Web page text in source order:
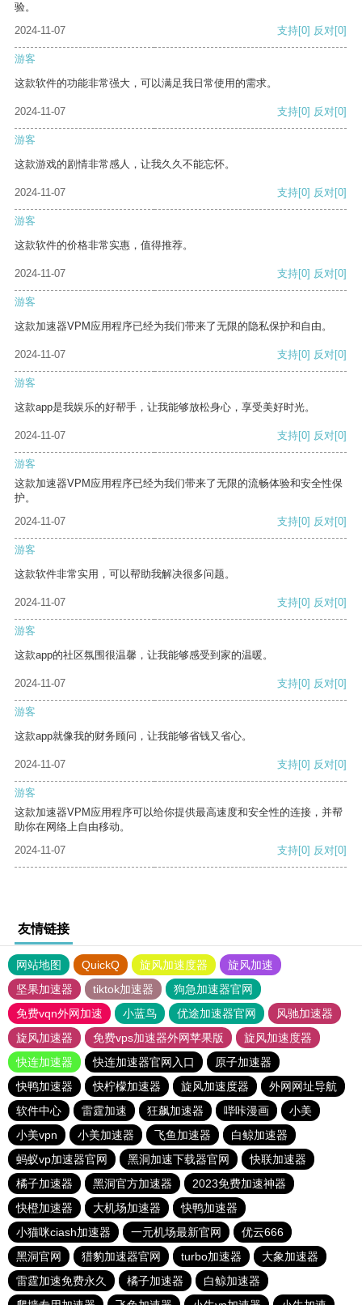
验。
2024-11-07
支持[0] 反对[0]
游客
这款软件的功能非常强大，可以满足我日常使用的需求。
2024-11-07 支持[0] 反对[0]
游客
这款游戏的剧情非常感人，让我久久不能忘怀。
2024-11-07 支持[0] 反对[0]
游客
这款软件的价格非常实惠，值得推荐。
2024-11-07 支持[0] 反对[0]
游客
这款加速器VPM应用程序已经为我们带来了无限的隐私保护和自由。
2024-11-07 支持[0] 反对[0]
游客
这款app是我娱乐的好帮手，让我能够放松身心，享受美好时光。
2024-11-07 支持[0] 反对[0]
游客
这款加速器VPM应用程序已经为我们带来了无限的流畅体验和安全性保
护。
2024-11-07
支持[0] 反对[0]
游客
这款软件非常实用，可以帮助我解决很多问题。
2024-11-07 支持[0] 反对[0]
游客
这款app的社区氛围很温馨，让我能够感受到家的温暖。
2024-11-07 支持[0] 反对[0]
游客
这款app就像我的财务顾问，让我能够省钱又省心。
2024-11-07 支持[0] 反对[0]
游客
这款加速器VPM应用程序可以给你提供最高速度和安全性的连接，并帮
助你在网络上自由移动。
2024-11-07
支持[0] 反对[0]
友情链接
网站地图 QuickQ 旋风加速度器
旋风加速
坚果加速器
tiktok加速器
狗急加速器官网
免费vqn外网加速
小蓝鸟 优途加速器官网
风驰加速器
旋风加速器
免费vps加速器外网苹果版
旋风加速度器
快连加速器
快连加速器官网入口
原子加速器
快鸭加速器
快柠檬加速器 旋风加速度器
外网网址导航
软件中心
雷霆加速 狂飙加速器 哔咔漫画
小美
小美vpn
小美加速器 飞鱼加速器
白鲸加速器
蚂蚁vp加速器官网
黑洞加速下载器官网
快联加速器
橘子加速器
黑洞官方加速器
2023免费加速神器
快橙加速器
大机场加速器
快鸭加速器
小猫咪ciash加速器
一元机场最新官网
优云666
黑洞官网
猎豹加速器官网 turbo加速器
大象加速器
雷霆加速免费永久
橘子加速器
白鲸加速器